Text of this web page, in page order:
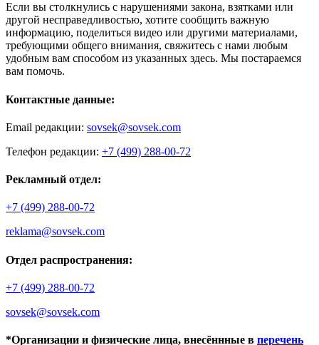
Если вы столкнулись с нарушениями закона, взятками или
другой несправедливостью, хотите сообщить важную
информацию, поделиться видео или другими материалами,
требующими общего внимания, свяжитесь с нами любым
удобным вам способом из указанных здесь. Мы постараемся
вам помочь.
Контактные данные:
Email редакции: sovsek@sovsek.com
Телефон редакции: +7 (499) 288-00-72
Рекламный отдел:
+7 (499) 288-00-72
reklama@sovsek.com
Отдел распространения:
+7 (499) 288-00-72
sovsek@sovsek.com
*Организации и физические лица, внесённные в перечень